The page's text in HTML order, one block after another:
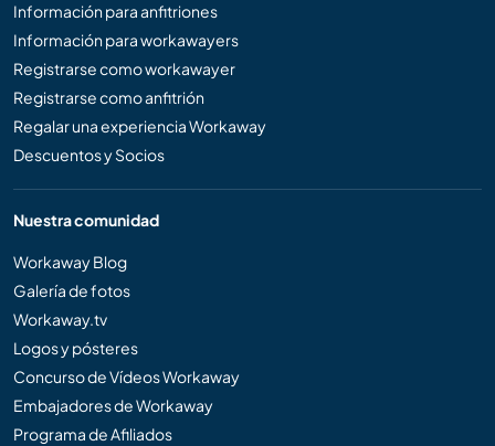
Información para anfitriones
Información para workawayers
Registrarse como workawayer
Registrarse como anfitrión
Regalar una experiencia Workaway
Descuentos y Socios
Nuestra comunidad
Workaway Blog
Galería de fotos
Workaway.tv
Logos y pósteres
Concurso de Vídeos Workaway
Embajadores de Workaway
Programa de Afiliados